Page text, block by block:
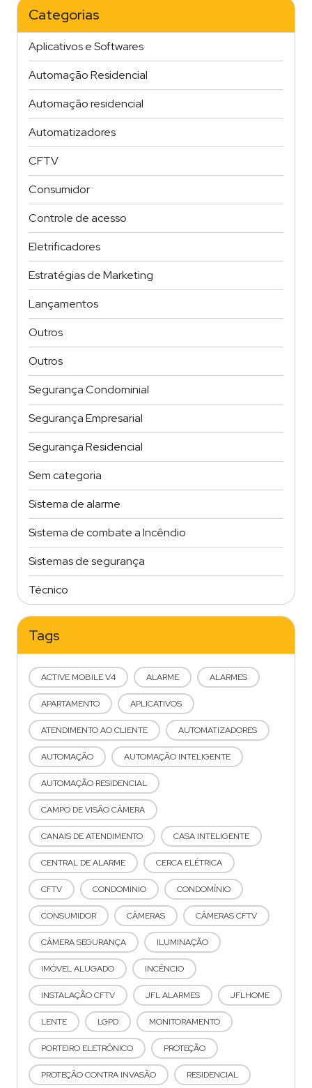
NÃO
Categorias
Aplicativos e Softwares
Automação Residencial
Automação residencial
Automatizadores
CFTV
Consumidor
Controle de acesso
Eletrificadores
Estratégias de Marketing
Lançamentos
Outros
Outros
Segurança Condominial
Segurança Empresarial
Segurança Residencial
Sem categoria
Sistema de alarme
Sistema de combate a Incêndio
Sistemas de segurança
Técnico
Tags
ACTIVE MOBILE V4 ALARME ALARMES
APARTAMENTO APLICATIVOS
ATENDIMENTO AO CLIENTE AUTOMATIZADORES
AUTOMAÇÃO AUTOMAÇÃO INTELIGENTE
AUTOMAÇÃO RESIDENCIAL
CAMPO DE VISÃO CÂMERA
CANAIS DE ATENDIMENTO CASA INTELIGENTE
CENTRAL DE ALARME CERCA ELÉTRICA
CFTV CONDOMINIO CONDOMÍNIO
CONSUMIDOR CÂMERAS CÂMERAS CFTV
CÂMERA SEGURANÇA ILUMINAÇÃO
IMÓVEL ALUGADO INCÊNCIO
INSTALAÇÃO CFTV JFL ALARMES JFLHOME
LENTE LGPD MONITORAMENTO
PORTEIRO ELETRÔNICO PROTEÇÃO
PROTEÇÃO CONTRA INVASÃO RESIDENCIAL